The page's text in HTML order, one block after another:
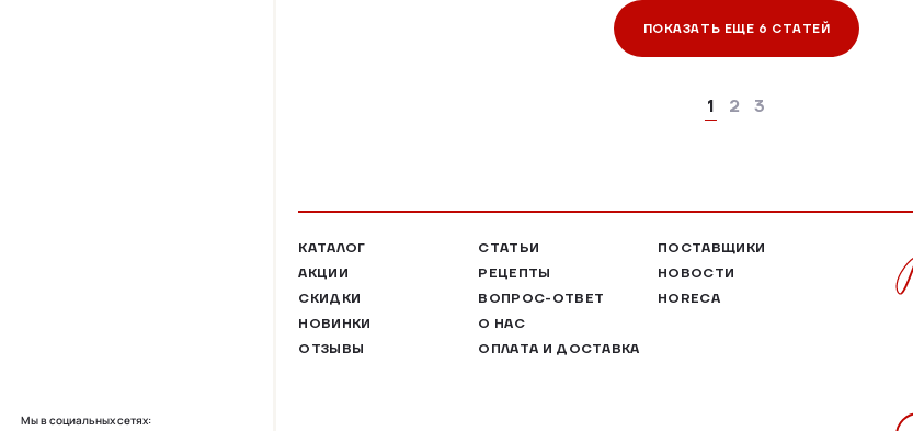
Мы в социальных сетях:
ПОКАЗАТЬ ЕЩЕ 6 СТАТЕЙ
1 2 3
КАТАЛОГ
АКЦИИ
СКИДКИ
НОВИНКИ
ОТЗЫВЫ
СТАТЬИ
РЕЦЕПТЫ
ВОПРОС-ОТВЕТ
О НАС
ОПЛАТА И ДОСТАВКА
ПОСТАВЩИКИ
НОВОСТИ
HORECA